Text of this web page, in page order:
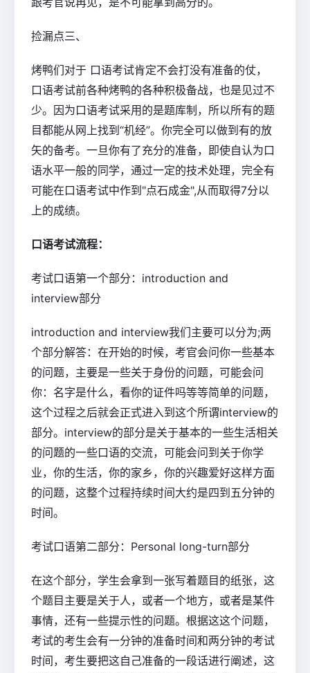
捡漏点三、
烤鸭们对于 口语考试肯定不会打没有准备的仗，
口语考试前各种烤鸭的各种积极备战，也是见过不
少。因为口语考试采用的是题库制，所以所有的题
目都能从网上找到“机经”。你完全可以做到有的放
矢的备考。一旦你有了充分的准备，即使自认为口
语水平一般的同学，通过一定的技术处理，完全有
可能在口语考试中作到"点石成金",从而取得7分以
上的成绩。
口语考试流程：
考试口语第一个部分：introduction and
interview部分
introduction and interview我们主要可以分为;两
个部分解答：在开始的时候，考官会问你一些基本
的问题，主要是一些关于身份的问题，可能会问
你：名字是什么，看你的证件吗等等简单的问题，
这个过程之后就会正式进入到这个所谓interview的
部分。interview的部分是关于基本的一些生活相关
的问题的一些口语的交流，可能会问到关于你学
业，你的生活，你的家乡，你的兴趣爱好这样方面
的问题，这整个过程持续时间大约是四到五分钟的
时间。
考试口语第二部分：Personal long-turn部分
在这个部分，学生会拿到一张写着题目的纸张，这
个题目主要是关于人，或者一个地方，或者是某件
事情，还有一些提示性的问题。根据这这个问题，
考试的考生会有一分钟的准备时间和两分钟的考试
时间，考生要把这自己准备的一段话进行阐述，这